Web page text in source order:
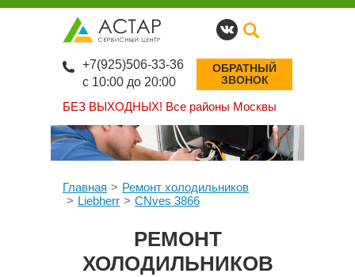
БЕЗ ВЫХОДНЫХ! Все районы Москвы
+7(925)506-33-36
с 10:00 до 20:00
ОБРАТНЫЙ
ЗВОНОК
Главная
Ремонт холодильников
Liebherr
CNves 3866
РЕМОНТ
ХОЛОДИЛЬНИКОВ